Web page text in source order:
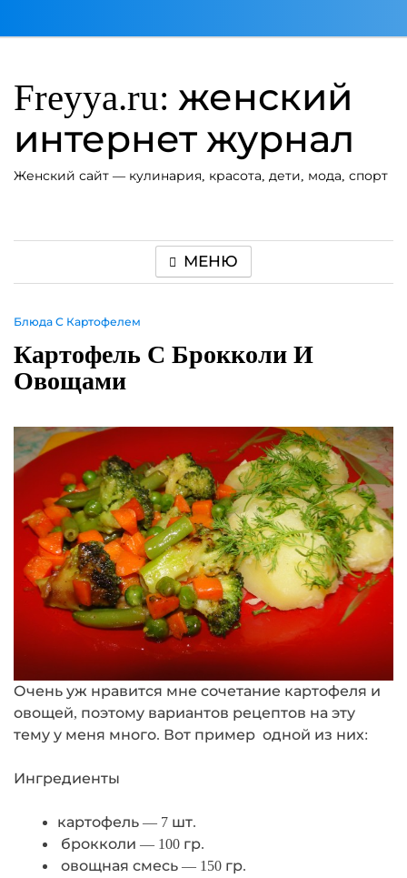
Freyya.ru: женский
интернет журнал
Женский сайт — кулинария, красота, дети, мода, спорт
МЕНЮ
Блюда С Картофелем
Картофель С Брокколи И
Овощами
Очень уж нравится мне сочетание картофеля и
овощей, поэтому вариантов рецептов на эту
тему у меня много. Вот пример одной из них:
Ингредиенты
картофель — 7 шт.
брокколи — 100 гр.
овощная смесь — 150 гр.